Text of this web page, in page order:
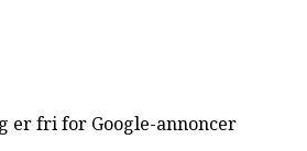
er fri for Google-annoncer